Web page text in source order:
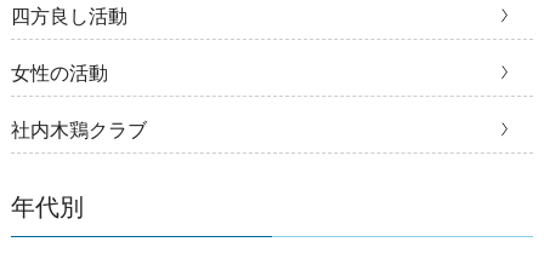
四方良し活動
女性の活動
社内木鶏クラブ
年代別